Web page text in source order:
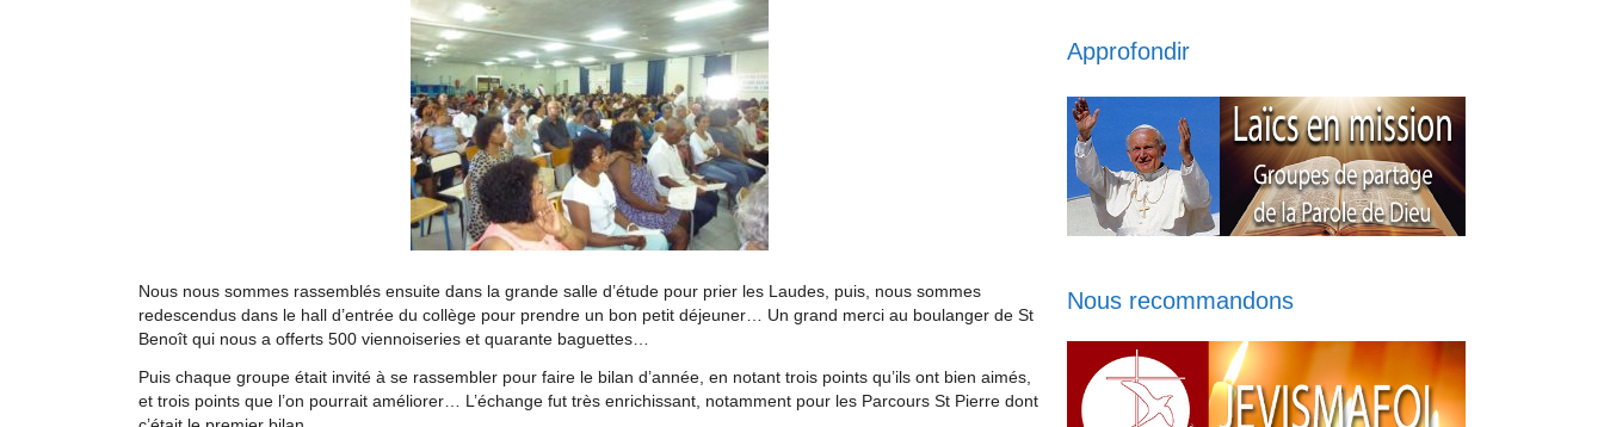
Nous nous sommes rassemblés ensuite dans la grande salle d’étude pour prier les Laudes, puis, nous sommes
redescendus dans le hall d’entrée du collège pour prendre un bon petit déjeuner… Un grand merci au boulanger de St
Benoît qui nous a offerts 500 viennoiseries et quarante baguettes…
Puis chaque groupe était invité à se rassembler pour faire le bilan d’année, en notant trois points qu’ils ont bien aimés,
et trois points que l’on pourrait améliorer… L’échange fut très enrichissant, notamment pour les Parcours St Pierre dont
Approfondir
Nous recommandons